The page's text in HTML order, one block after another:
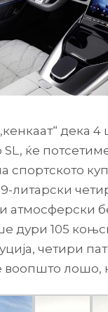
дека
SL, ќе
спортското
литарски
атмосферски
дури 105
четири
воопшто лошо,